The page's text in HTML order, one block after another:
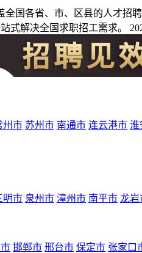
全国各省、市、区县的人才
式解决全国求职招工需求。
州市 苏州市 南通市 连云港市 淮
明市 泉州市 漳州市 南平市 龙岩
邯郸市 邢台市 保定市 张家口